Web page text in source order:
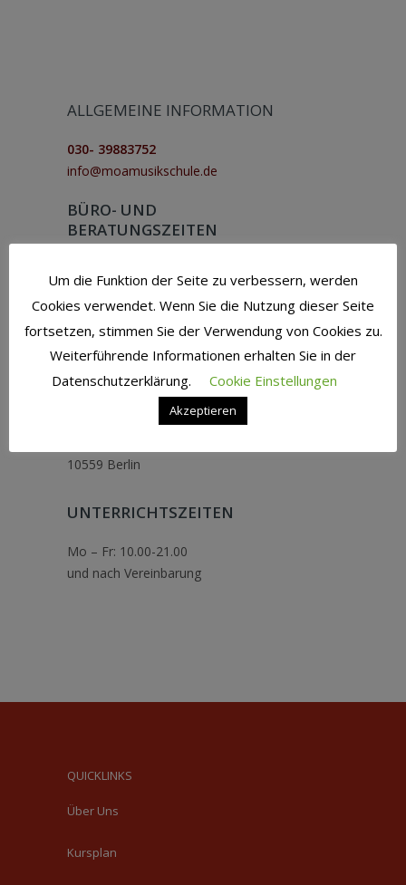
ALLGEMEINE INFORMATION
030- 39883752
info@moamusikschule.de
BÜRO- UND
BERATUNGSZEITEN
und nach Vereinbarung
(nicht während der
Schulferien)
ZENTRALE
Moabit – Tiergarten
10559 Berlin
UNTERRICHTSZEITEN
Mo – Fr: 10.00-21.00
und nach Vereinbarung
QUICKLINKS
Über Uns
Kursplan
Um die Funktion der Seite zu verbessern, werden
Cookies verwendet. Wenn Sie die Nutzung dieser Seite
fortsetzen, stimmen Sie der Verwendung von Cookies zu.
Weiterführende Informationen erhalten Sie in der
Datenschutzerklärung.
Cookie Einstellungen
Akzeptieren